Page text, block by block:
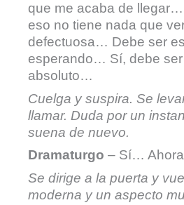
que me acaba de
eso no tiene nada que
defectuosa… Debe ser
esperando… Sí, debe
absoluto…
Cuelga y suspira. Se
llamar. Duda por un
suena de nuevo.
Dramaturgo – Sí…
Se dirige a la puerta y
moderna y un aspecto